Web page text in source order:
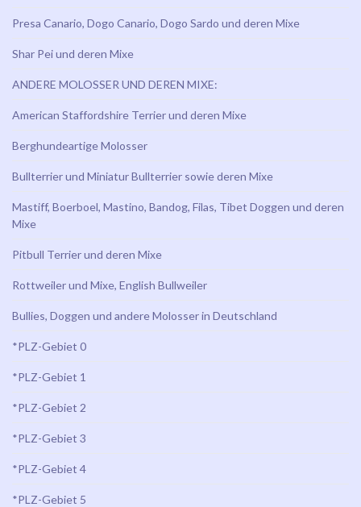
Presa Canario, Dogo Canario, Dogo Sardo und deren Mixe
Shar Pei und deren Mixe
ANDERE MOLOSSER UND DEREN MIXE:
American Staffordshire Terrier und deren Mixe
Berghundeartige Molosser
Bullterrier und Miniatur Bullterrier sowie deren Mixe
Mastiff, Boerboel, Mastino, Bandog, Filas, Tibet Doggen und deren
Mixe
Pitbull Terrier und deren Mixe
Rottweiler und Mixe, English Bullweiler
Bullies, Doggen und andere Molosser in Deutschland
*PLZ-Gebiet 0
*PLZ-Gebiet 1
*PLZ-Gebiet 2
*PLZ-Gebiet 3
*PLZ-Gebiet 4
*PLZ-Gebiet 5